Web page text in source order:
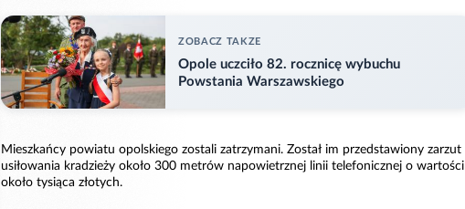
ZOBACZ TAKZE
Opole uczciło 82. rocznicę wybuchu
Powstania Warszawskiego
Mieszkańcy powiatu opolskiego zostali zatrzymani. Został im przedstawiony zarzut
usiłowania kradzieży około 300 metrów napowietrznej linii telefonicznej o wartości
około tysiąca złotych.